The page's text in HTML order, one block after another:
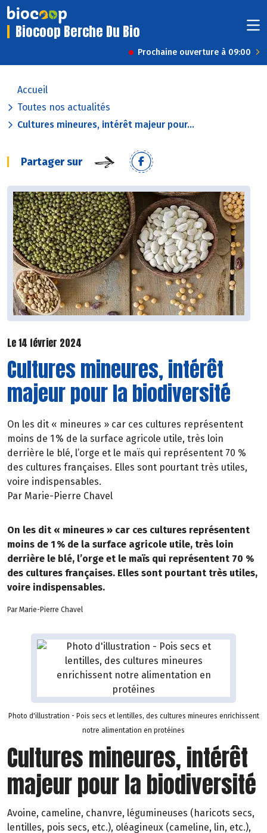
Biocoop Berche Du Bio
Prochaine ouverture à 09:00
Accueil
Toutes nos actualités
Cultures mineures, intérêt majeur pour...
Partager sur
Le 14 février 2024
Cultures mineures, intérêt
majeur pour la biodiversité
On les dit « mineures » car ces cultures représentent
moins de 1 % de la surface agricole utile, très loin
derrière le blé, l’orge et le maïs qui représentent 70 %
des cultures françaises. Elles sont pourtant très utiles,
voire indispensables.
Par Marie-Pierre Chavel
On les dit « mineures » car ces cultures représentent
moins de 1 % de la surface agricole utile, très loin
derrière le blé, l’orge et le maïs qui représentent 70 %
des cultures françaises. Elles sont pourtant très utiles,
voire indispensables.
Par Marie-Pierre Chavel
Photo d'illustration - Pois secs et lentilles, des cultures mineures enrichissent
notre alimentation en protéines
Cultures mineures, intérêt
majeur pour la biodiversité
Avoine, cameline, chanvre, légumineuses (haricots secs,
lentilles, pois secs, etc.), oléagineux (cameline, lin, etc.),